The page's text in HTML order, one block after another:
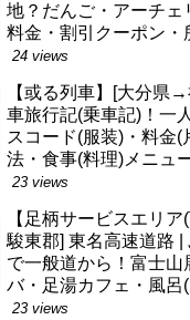
地？だんご・アーチェ
料金・割引クーポン・
(^^)
24 views
【或る列車】[大分県
車旅行記(乗車記)！一
スコード(服装)・料金(
法・食事(料理)メニュ
23 views
【足柄サービスエリ
駿東郡] 東名高速道路 |
で一般道から！富士山
バ・足湯カフェ・風呂
23 views